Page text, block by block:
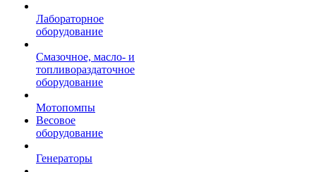
Лабораторное
оборудование
Смазочное, масло- и
топливораздаточное
оборудование
Мотопомпы
Весовое
оборудование
Генераторы